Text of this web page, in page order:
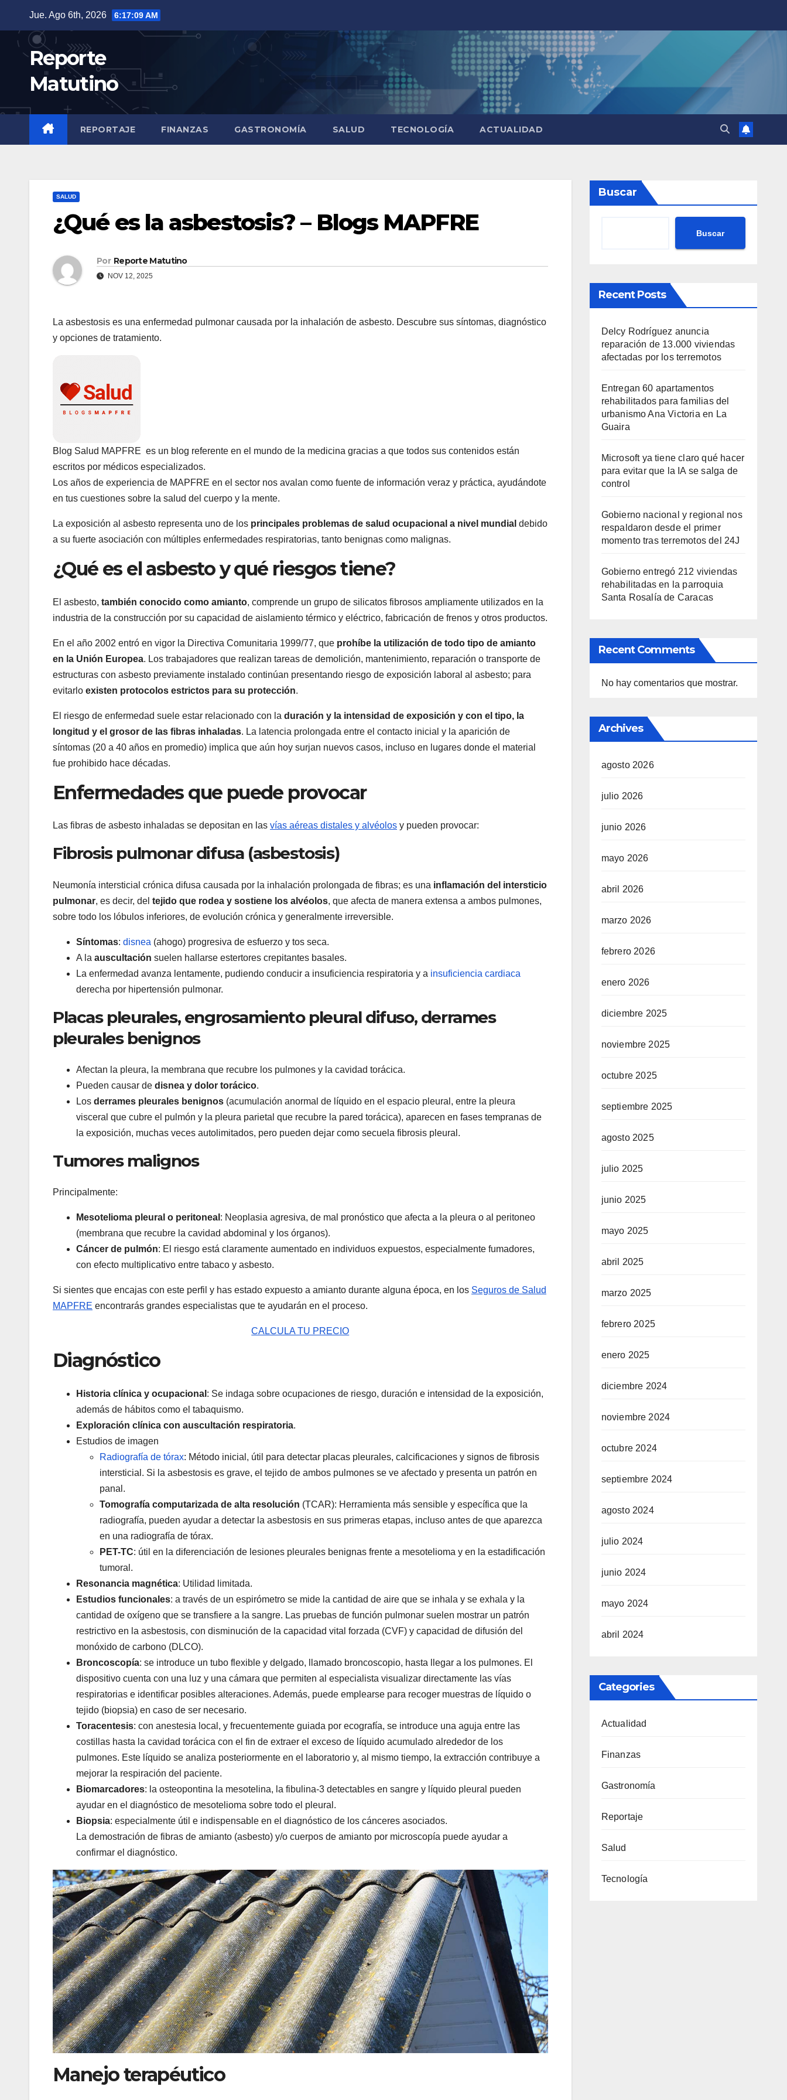
contenido
Jue. Ago 6th, 2026 6:17:10 AM
Reporte
Matutino
REPORTAJE FINANZAS GASTRONOMÍA SALUD TECNOLOGÍA ACTUALIDAD
SALUD
¿Qué es la asbestosis? – Blogs MAPFRE
Por Reporte Matutino
NOV 12, 2025
La asbestosis es una enfermedad pulmonar causada por la inhalación de asbesto. Descubre sus síntomas, diagnóstico
y opciones de tratamiento.
Blog Salud MAPFRE es un blog referente en el mundo de la medicina gracias a que todos sus contenidos están
escritos por médicos especializados.
Los años de experiencia de MAPFRE en el sector nos avalan como fuente de información veraz y práctica, ayudándote
en tus cuestiones sobre la salud del cuerpo y la mente.
La exposición al asbesto representa uno de los principales problemas de salud ocupacional a nivel mundial debido
a su fuerte asociación con múltiples enfermedades respiratorias, tanto benignas como malignas.
¿Qué es el asbesto y qué riesgos tiene?
El asbesto, también conocido como amianto, comprende un grupo de silicatos fibrosos ampliamente utilizados en la
industria de la construcción por su capacidad de aislamiento térmico y eléctrico, fabricación de frenos y otros productos.
En el año 2002 entró en vigor la Directiva Comunitaria 1999/77, que prohíbe la utilización de todo tipo de amianto
en la Unión Europea. Los trabajadores que realizan tareas de demolición, mantenimiento, reparación o transporte de
estructuras con asbesto previamente instalado continúan presentando riesgo de exposición laboral al asbesto; para
evitarlo existen protocolos estrictos para su protección.
El riesgo de enfermedad suele estar relacionado con la duración y la intensidad de exposición y con el tipo, la
longitud y el grosor de las fibras inhaladas. La latencia prolongada entre el contacto inicial y la aparición de
síntomas (20 a 40 años en promedio) implica que aún hoy surjan nuevos casos, incluso en lugares donde el material
fue prohibido hace décadas.
Enfermedades que puede provocar
Las fibras de asbesto inhaladas se depositan en las vías aéreas distales y alvéolos y pueden provocar:
Fibrosis pulmonar difusa (asbestosis)
Neumonía intersticial crónica difusa causada por la inhalación prolongada de fibras; es una inflamación del intersticio
pulmonar, es decir, del tejido que rodea y sostiene los alvéolos, que afecta de manera extensa a ambos pulmones,
sobre todo los lóbulos inferiores, de evolución crónica y generalmente irreversible.
Síntomas: disnea (ahogo) progresiva de esfuerzo y tos seca.
A la auscultación suelen hallarse estertores crepitantes basales.
La enfermedad avanza lentamente, pudiendo conducir a insuficiencia respiratoria y a insuficiencia cardiaca
derecha por hipertensión pulmonar.
Placas pleurales, engrosamiento pleural difuso, derrames
pleurales benignos
Afectan la pleura, la membrana que recubre los pulmones y la cavidad torácica.
Pueden causar de disnea y dolor torácico.
Los derrames pleurales benignos (acumulación anormal de líquido en el espacio pleural, entre la pleura
visceral que cubre el pulmón y la pleura parietal que recubre la pared torácica), aparecen en fases tempranas de
la exposición, muchas veces autolimitados, pero pueden dejar como secuela fibrosis pleural.
Tumores malignos
Principalmente:
Mesotelioma pleural o peritoneal : Neoplasia agresiva, de mal pronóstico que afecta a la pleura o al peritoneo
(membrana que recubre la cavidad abdominal y los órganos).
Cáncer de pulmón: El riesgo está claramente aumentado en individuos expuestos, especialmente fumadores,
con efecto multiplicativo entre tabaco y asbesto.
Si sientes que encajas con este perfil y has estado expuesto a amianto durante alguna época, en los Seguros de Salud
MAPFRE encontrarás grandes especialistas que te ayudarán en el proceso.
CALCULA TU PRECIO
Diagnóstico
Historia clínica y ocupacional : Se indaga sobre ocupaciones de riesgo, duración e intensidad de la exposición,
además de hábitos como el tabaquismo.
Exploración clínica con auscultación respiratoria.
Estudios de imagen
Radiografía de tórax: Método inicial, útil para detectar placas pleurales, calcificaciones y signos de fibrosis
intersticial. Si la asbestosis es grave, el tejido de ambos pulmones se ve afectado y presenta un patrón en
panal.
Tomografía computarizada de alta resolución (TCAR): Herramienta más sensible y específica que la
radiografía, pueden ayudar a detectar la asbestosis en sus primeras etapas, incluso antes de que aparezca
en una radiografía de tórax.
PET-TC: útil en la diferenciación de lesiones pleurales benignas frente a mesotelioma y en la estadificación
tumoral.
Resonancia magnética: Utilidad limitada.
Estudios funcionales: a través de un espirómetro se mide la cantidad de aire que se inhala y se exhala y la
cantidad de oxígeno que se transfiere a la sangre. Las pruebas de función pulmonar suelen mostrar un patrón
restrictivo en la asbestosis, con disminución de la capacidad vital forzada (CVF) y capacidad de difusión del
monóxido de carbono (DLCO).
Broncoscopía: se introduce un tubo flexible y delgado, llamado broncoscopio, hasta llegar a los pulmones. El
dispositivo cuenta con una luz y una cámara que permiten al especialista visualizar directamente las vías
respiratorias e identificar posibles alteraciones. Además, puede emplearse para recoger muestras de líquido o
tejido (biopsia) en caso de ser necesario.
Toracentesis: con anestesia local, y frecuentemente guiada por ecografía, se introduce una aguja entre las
costillas hasta la cavidad torácica con el fin de extraer el exceso de líquido acumulado alrededor de los
pulmones. Este líquido se analiza posteriormente en el laboratorio y, al mismo tiempo, la extracción contribuye a
mejorar la respiración del paciente.
Biomarcadores: la osteopontina la mesotelina, la fibulina-3 detectables en sangre y líquido pleural pueden
ayudar en el diagnóstico de mesotelioma sobre todo el pleural.
Biopsia: especialmente útil e indispensable en el diagnóstico de los cánceres asociados.
La demostración de fibras de amianto (asbesto) y/o cuerpos de amianto por microscopía puede ayudar a
confirmar el diagnóstico.
Manejo terapéutico
Buscar
Buscar
Recent Posts
Delcy Rodríguez anuncia
reparación de 13.000 viviendas
afectadas por los terremotos
Entregan 60 apartamentos
rehabilitados para familias del
urbanismo Ana Victoria en La
Guaira
Microsoft ya tiene claro qué hacer
para evitar que la IA se salga de
control
Gobierno nacional y regional nos
respaldaron desde el primer
momento tras terremotos del 24J
Gobierno entregó 212 viviendas
rehabilitadas en la parroquia
Santa Rosalía de Caracas
Recent Comments
No hay comentarios que mostrar.
Archives
agosto 2026
julio 2026
junio 2026
mayo 2026
abril 2026
marzo 2026
febrero 2026
enero 2026
diciembre 2025
noviembre 2025
octubre 2025
septiembre 2025
agosto 2025
julio 2025
junio 2025
mayo 2025
abril 2025
marzo 2025
febrero 2025
enero 2025
diciembre 2024
noviembre 2024
octubre 2024
septiembre 2024
agosto 2024
julio 2024
junio 2024
mayo 2024
abril 2024
Categories
Actualidad
Finanzas
Gastronomía
Reportaje
Salud
Tecnología